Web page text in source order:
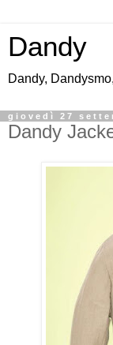
Dandy
Dandy,
giovedì 27
Dandy